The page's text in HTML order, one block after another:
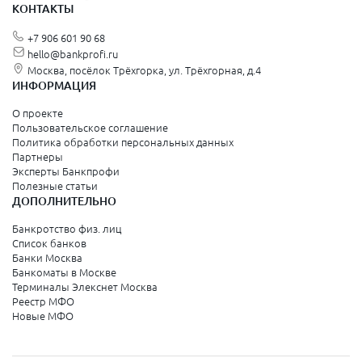
Видное
Зеленоград
Санкт-Петербург и Ленинградская область
Колпино
Санкт-Петербург
Краснодарский край
Армавир
Сочи
КОНТАКТЫ
+7 906 601 90 68
hello@bankprofi.ru
Москва, посёлок Трёхгорка, ул. Трёхгорная, д.4
ИНФОРМАЦИЯ
О проекте
Пользовательское соглашение
Политика обработки персональных данных
Партнеры
Эксперты Банкпрофи
Полезные статьи
ДОПОЛНИТЕЛЬНО
Банкротство физ. лиц
Список банков
Банки Москва
Банкоматы в Москве
Терминалы Элекснет Москва
Реестр МФО
Новые МФО